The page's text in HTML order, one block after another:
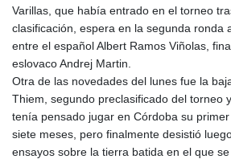
Varillas, que había entrado en el torneo
clasificación, espera en la segunda ronda
entre el español Albert Ramos Viñolas,
eslovaco Andrej Martin.
Otra de las novedades del lunes fue la
Thiem, segundo preclasificado del torneo
tenía pensado jugar en Córdoba su
siete meses, pero finalmente desistió
ensayos sobre la tierra batida en el que